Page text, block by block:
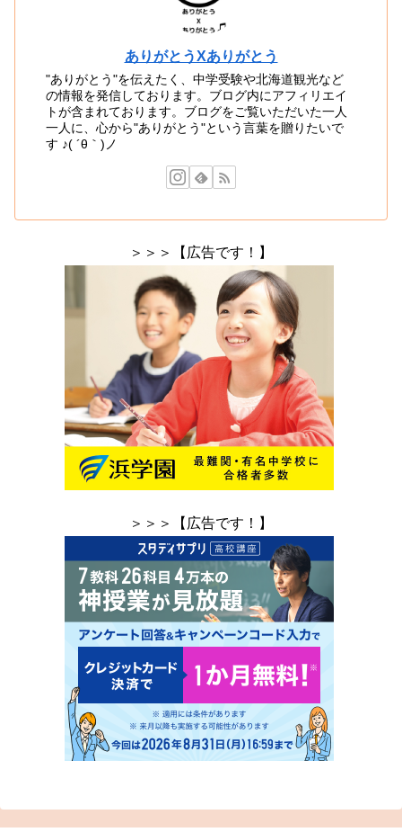
ありがとうXありがとう
"ありがとう"を伝えたく、中学受験や北海道観光など
の情報を発信しております。ブログ内にアフィリエイ
トが含まれております。ブログをご覧いただいた一人
一人に、心から"ありがとう"という言葉を贈りたいで
す ♪( ´θ｀)ノ
＞＞＞【広告です！】
＞＞＞【広告です！】